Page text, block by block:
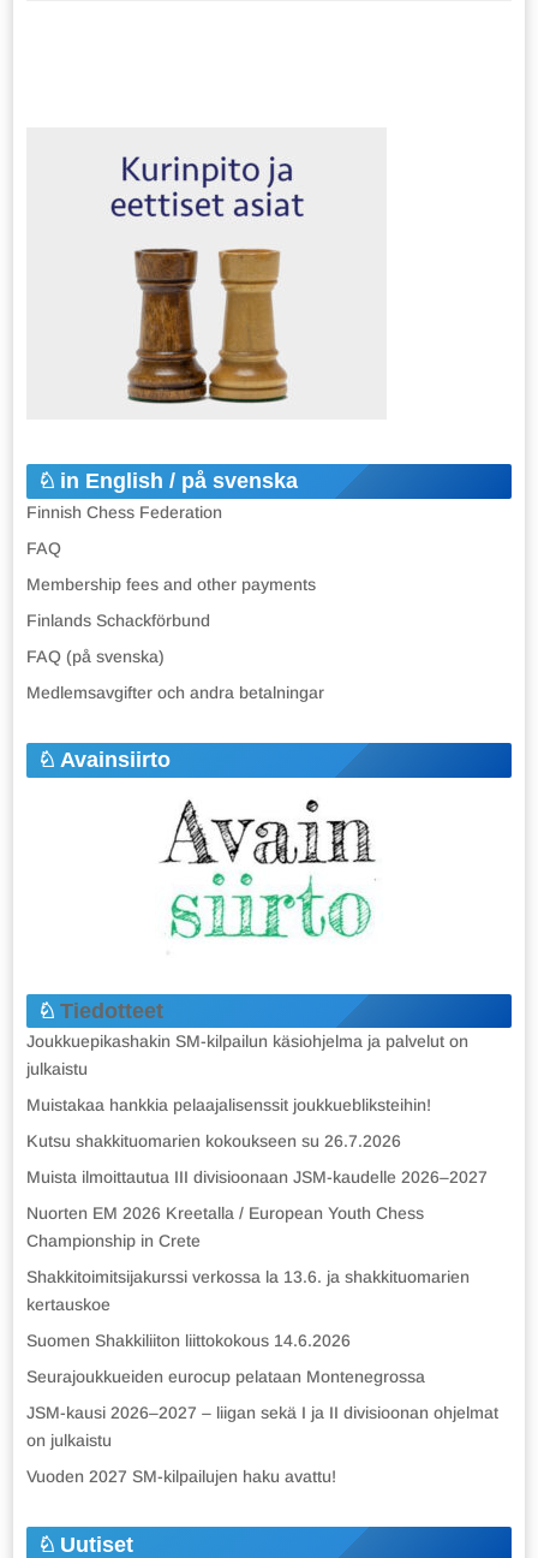
in English / på svenska
Finnish Chess Federation
FAQ
Membership fees and other payments
Finlands Schackförbund
FAQ (på svenska)
Medlemsavgifter och andra betalningar
Avainsiirto
Tiedotteet
Joukkuepikashakin SM-kilpailun käsiohjelma ja palvelut on
julkaistu
Muistakaa hankkia pelaajalisenssit joukkuebliksteihin!
Kutsu shakkituomarien kokoukseen su 26.7.2026
Muista ilmoittautua III divisioonaan JSM-kaudelle 2026–2027
Nuorten EM 2026 Kreetalla / European Youth Chess
Championship in Crete
Shakkitoimitsijakurssi verkossa la 13.6. ja shakkituomarien
kertauskoe
Suomen Shakkiliiton liittokokous 14.6.2026
Seurajoukkueiden eurocup pelataan Montenegrossa
JSM-kausi 2026–2027 – liigan sekä I ja II divisioonan ohjelmat
on julkaistu
Vuoden 2027 SM-kilpailujen haku avattu!
Uutiset